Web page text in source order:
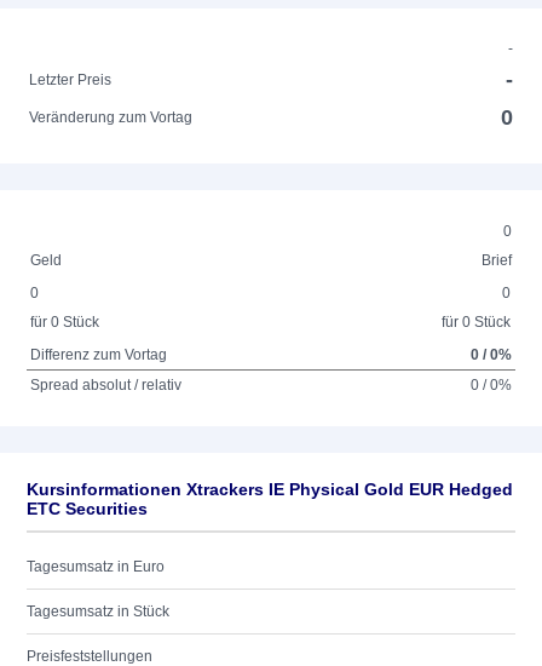
-
Letzter Preis
-
Veränderung zum Vortag 0
0
Geld
Brief
0
für 0 Stück
0
für 0 Stück
Differenz zum Vortag
0 / 0%
Spread absolut / relativ
0 / 0%
Kursinformationen Xtrackers IE Physical Gold EUR Hedged
ETC Securities
Tagesumsatz in Euro
Tagesumsatz in Stück
Preisfeststellungen